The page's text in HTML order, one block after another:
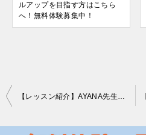
ルアップを目指す方はこちら
へ！無料体験募集中！
投
【レッスン紹介】AYANA先生のK-POPダンス！照葉と六本松でキッズから大人まで楽しく学べます！